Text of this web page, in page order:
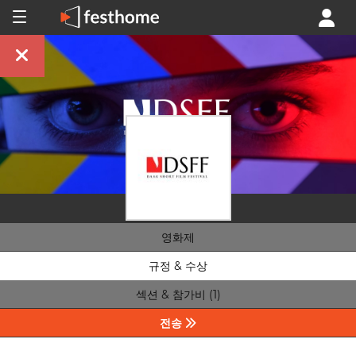
영화제
규정 & 수상
섹션 & 참가비 (1)
전송